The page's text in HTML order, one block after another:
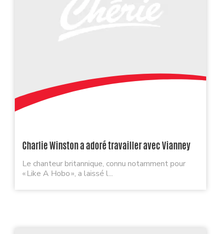
Charlie Winston a adoré travailler avec Vianney
Le chanteur britannique, connu notamment pour
« Like A Hobo », a laissé l...